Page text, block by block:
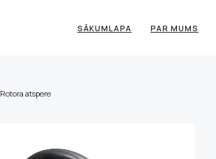
SĀKUMLAPA PAR MUMS
Rotora atspere